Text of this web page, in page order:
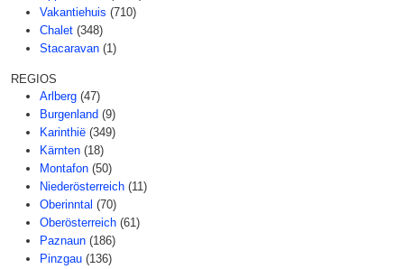
Vakantiehuis (710)
Chalet (348)
Stacaravan (1)
REGIOS
Arlberg (47)
Burgenland (9)
Karinthië (349)
Kärnten (18)
Montafon (50)
Niederösterreich (11)
Oberinntal (70)
Oberösterreich (61)
Paznaun (186)
Pinzgau (136)